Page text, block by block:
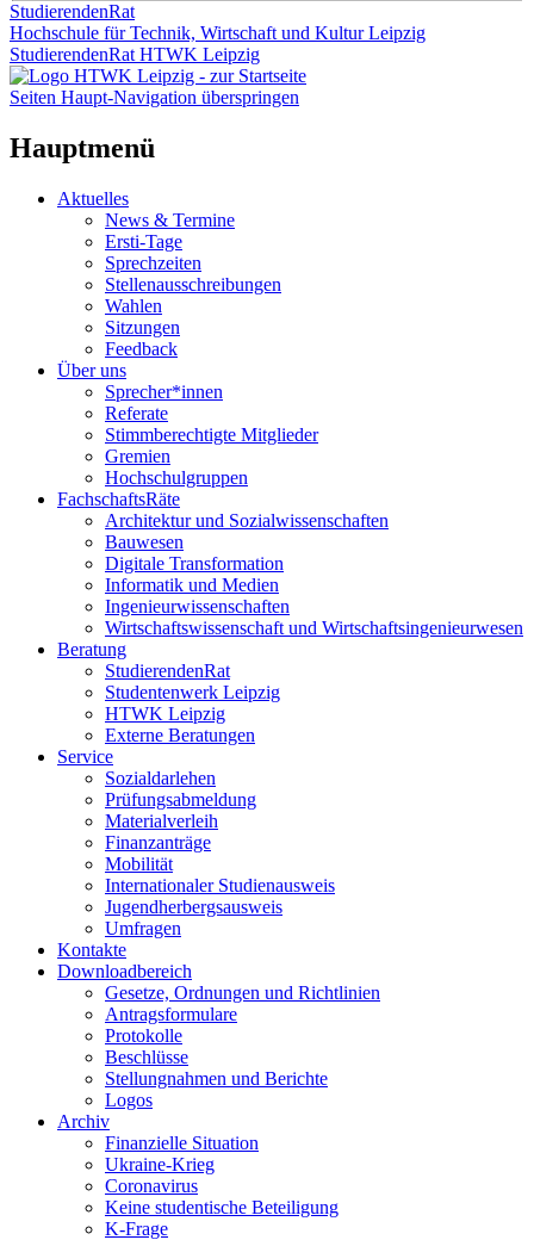
StudierendenRat
Hochschule für Technik, Wirtschaft und Kultur Leipzig
StudierendenRat HTWK Leipzig
Seiten Haupt-Navigation überspringen
Hauptmenü
Aktuelles
News & Termine
Ersti-Tage
Sprechzeiten
Stellenausschreibungen
Wahlen
Sitzungen
Feedback
Über uns
Sprecher*innen
Referate
Stimmberechtigte Mitglieder
Gremien
Hochschulgruppen
FachschaftsRäte
Architektur und Sozialwissenschaften
Bauwesen
Digitale Transformation
Informatik und Medien
Ingenieurwissenschaften
Wirtschaftswissenschaft und Wirtschaftsingenieurwesen
Beratung
StudierendenRat
Studentenwerk Leipzig
HTWK Leipzig
Externe Beratungen
Service
Sozialdarlehen
Prüfungsabmeldung
Materialverleih
Finanzanträge
Mobilität
Internationaler Studienausweis
Jugendherbergsausweis
Umfragen
Kontakte
Downloadbereich
Gesetze, Ordnungen und Richtlinien
Antragsformulare
Protokolle
Beschlüsse
Stellungnahmen und Berichte
Logos
Archiv
Finanzielle Situation
Ukraine-Krieg
Coronavirus
Keine studentische Beteiligung
K-Frage